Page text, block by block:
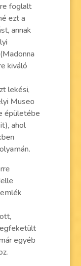
foglalt
ezt a
annak
kiváló
lekési,
Museo
épületébe
ahol
egyéb